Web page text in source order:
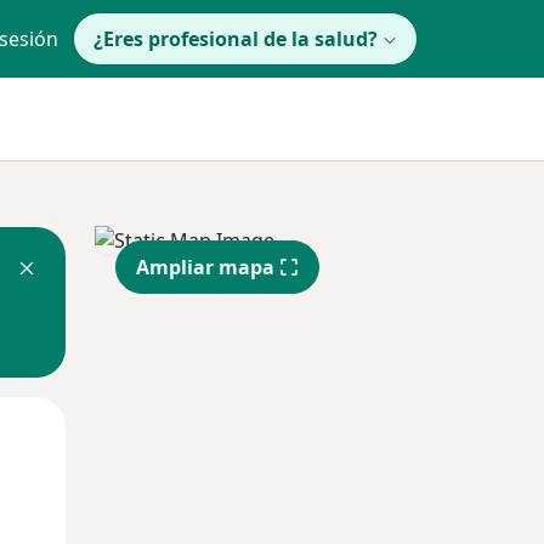
¿Eres profesional de la salud?
Ampliar mapa